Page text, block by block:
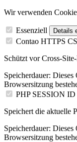
Wir verwenden
Essenziell Details
Contao HTTPS
Schützt vor Cross-
Speicherdauer: Dieses
Browsersitzung
PHP SESSION ID
Speichert die aktuelle
Speicherdauer: Dieses
Browsersitzung